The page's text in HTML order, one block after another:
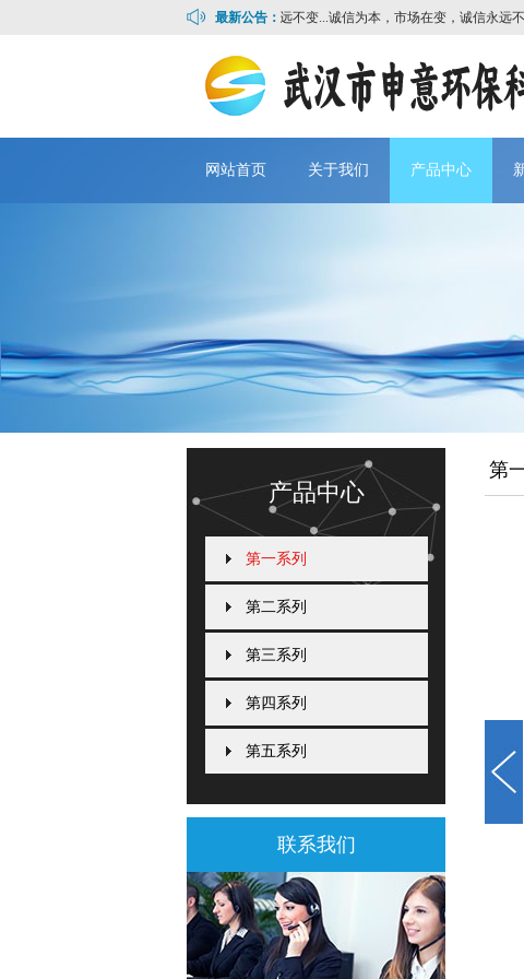
最新公告：
诚信为本，市场在变，诚信永远不变...诚信为本，市场在变，诚信永远不
网站首页 关于我们 产品中心
第
产品中心
第一系列
第二系列
第三系列
第四系列
第五系列
联系我们